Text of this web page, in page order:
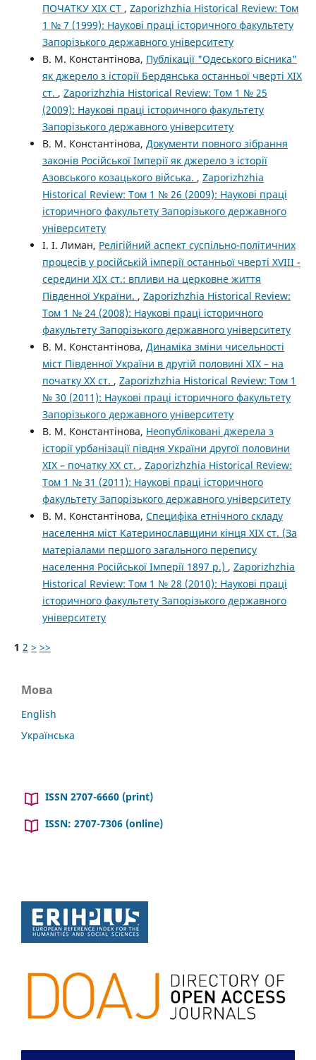
ПОЧАТКУ XIX СТ , Zaporizhzhia Historical Review: Том
1 № 7 (1999): Наукові праці історичного факультету
Запорізького державного університету
В. М. Константінова, Публікації "Одеського вісника"
як джерело з історії Бердянська останньої чверті ХІХ
ст. , Zaporizhzhia Historical Review: Том 1 № 25
(2009): Наукові праці історичного факультету
Запорізького державного університету
В. М. Константінова, Документи повного зібрання
законів Російської Iмперії як джерело з історії
Азовського козацького війська. , Zaporizhzhia
Historical Review: Том 1 № 26 (2009): Наукові праці
історичного факультету Запорізького державного
університету
І. І. Лиман, Релігійний аспект суспільно-політичних
процесів у російській імперії останньої чверті XVIII -
середини XIX ст.: впливи на церковне життя
Південної України. , Zaporizhzhia Historical Review:
Том 1 № 24 (2008): Наукові праці історичного
факультету Запорізького державного університету
В. М. Константінова, Динаміка зміни чисельності
міст Південної України в другій половині ХІХ – на
початку ХХ ст. , Zaporizhzhia Historical Review: Том 1
№ 30 (2011): Наукові праці історичного факультету
Запорізького державного університету
В. М. Константінова, Неопубліковані джерела з
історії урбанізації півдня України другої половини
ХІХ – початку ХХ ст. , Zaporizhzhia Historical Review:
Том 1 № 31 (2011): Наукові праці історичного
факультету Запорізького державного університету
В. М. Константінова, Специфіка етнічного складу
населення міст Катеринославщини кінця ХІХ ст. (За
матеріалами першого загального перепису
населення Російської Імперії 1897 р.) , Zaporizhzhia
Historical Review: Том 1 № 28 (2010): Наукові праці
історичного факультету Запорізького державного
університету
1 2 > >>
Мова
English
Українська
ISSN 2707-6660 (print)
ISSN: 2707-7306 (online)